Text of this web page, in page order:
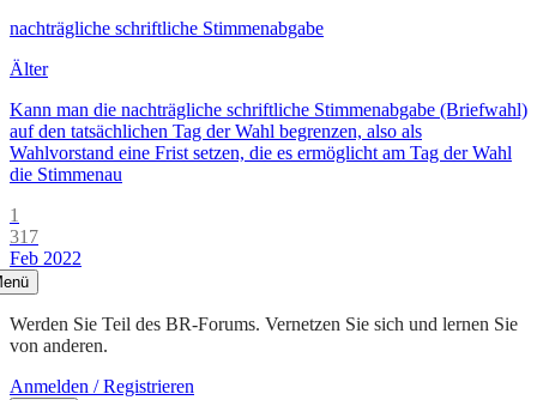
nachträgliche schriftliche Stimmenabgabe
Älter
Kann man die nachträgliche schriftliche Stimmenabgabe (Briefwahl)
auf den tatsächlichen Tag der Wahl begrenzen, also als
Wahlvorstand eine Frist setzen, die es ermöglicht am Tag der Wahl
die Stimmenau
1
317
Feb 2022
Werden Sie Teil des BR-Forums. Vernetzen Sie sich und lernen Sie
von anderen.
Anmelden / Registrieren